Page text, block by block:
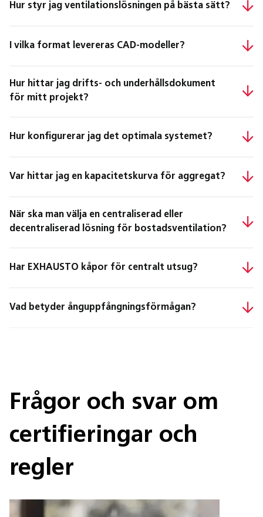
Hur styr jag ventilationslösningen på bästa sätt?
I vilka format levereras CAD-modeller?
Hur hittar jag drifts- och underhållsdokument
för mitt projekt?
Hur konfigurerar jag det optimala systemet?
Var hittar jag en kapacitetskurva för aggregat?
När ska man välja en centraliserad eller
decentraliserad lösning för bostadsventilation?
Har EXHAUSTO kåpor för centralt utsug?
Vad betyder ånguppfångningsförmågan?
Frågor och svar om
certifieringar och
regler